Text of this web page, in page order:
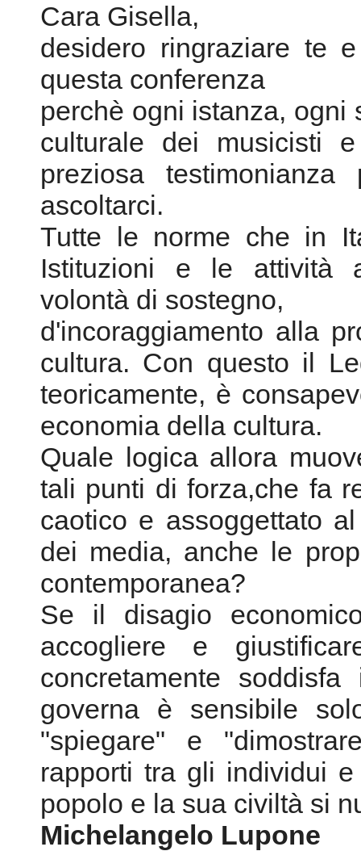
Cara Gisella,
desidero ringraziare te
questa conferenza
perchè ogni istanza,
culturale dei musicisti
preziosa
ascoltarci.
Tutte le norme che in
Istituzioni e le attività
volontà di sostegno,
d'incoraggiamento alla
cultura. Con questo il
teoricamente, è
economia della cultura.
Quale logica allora
tali punti di forza,che fa
caotico e assoggettato
dei media, anche le
contemporanea?
Se il disagio
accogliere e
concretamente
governa è sensibile
"spiegare" e
rapporti tra gli individui
popolo e la sua civiltà si
Michelangelo Lupone